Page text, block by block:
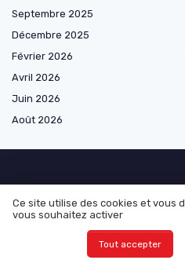
Septembre 2025
Décembre 2025
Février 2026
Avril 2026
Juin 2026
Août 2026
Ce site utilise des cookies et vous
vous souhaitez activer
Tout accepter